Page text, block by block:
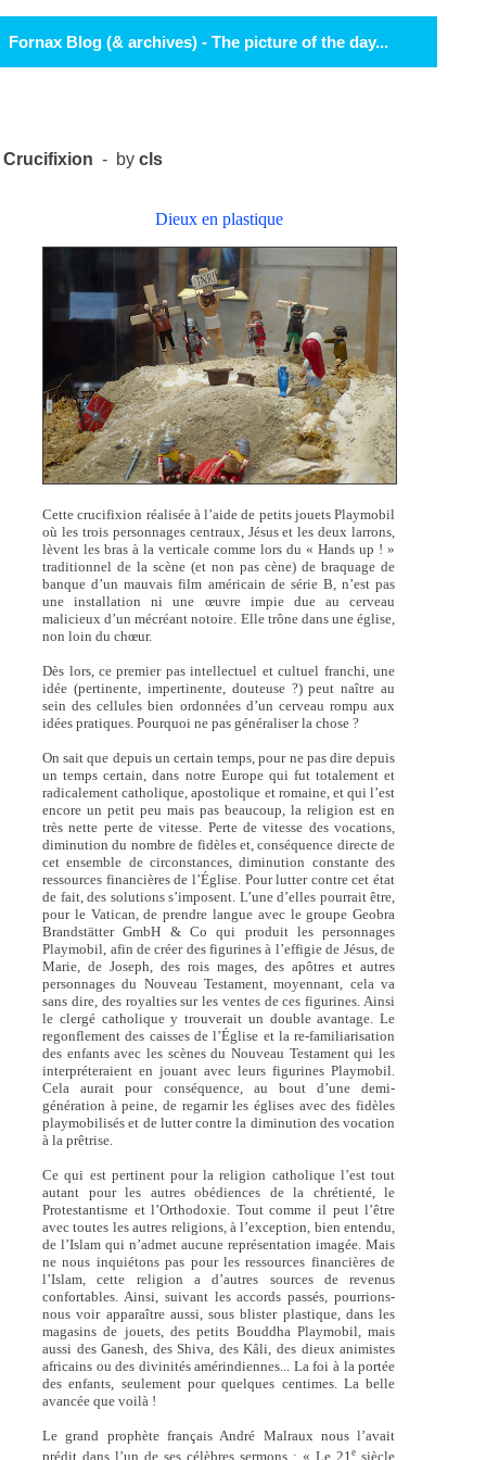
Fornax Blog (& archives) - The picture of the day...
Crucifixion - bycls
Dieux en plastique
Cette crucifixion réalisée à l’aide de petits jouets Playmobil
où les trois personnages centraux, Jésus et les deux larrons,
lèvent les bras à la verticale comme lors du « Hands up ! »
traditionnel de la scène (et non pas cène) de braquage de
banque d’un mauvais film américain de série B, n’est pas
une installation ni une œuvre impie due au cerveau
malicieux d’un mécréant notoire. Elle trône dans une église,
non loin du chœur.
Dès lors, ce premier pas intellectuel et cultuel franchi, une
idée (pertinente, impertinente, douteuse ?) peut naître au
sein des cellules bien ordonnées d’un cerveau rompu aux
idées pratiques. Pourquoi ne pas généraliser la chose ?
On sait que depuis un certain temps, pour ne pas dire depuis
un temps certain, dans notre Europe qui fut totalement et
radicalement catholique, apostolique et romaine, et qui l’est
encore un petit peu mais pas beaucoup, la religion est en
très nette perte de vitesse. Perte de vitesse des vocations,
diminution du nombre de fidèles et, conséquence directe de
cet ensemble de circonstances, diminution constante des
ressources financières de l’Église. Pour lutter contre cet état
de fait, des solutions s’imposent. L’une d’elles pourrait être,
pour le Vatican, de prendre langue avec le groupe Geobra
Brandstätter GmbH & Co qui produit les personnages
Playmobil, afin de créer des figurines à l’effigie de Jésus, de
Marie, de Joseph, des rois mages, des apôtres et autres
personnages du Nouveau Testament, moyennant, cela va
sans dire, des royalties sur les ventes de ces figurines. Ainsi
le clergé catholique y trouverait un double avantage. Le
regonflement des caisses de l’Église et la re-familiarisation
des enfants avec les scènes du Nouveau Testament qui les
interpréteraient en jouant avec leurs figurines Playmobil.
Cela aurait pour conséquence, au bout d’une demi-
génération à peine, de regarnir les églises avec des fidèles
playmobilisés et de lutter contre la diminution des vocation
à la prêtrise.
Ce qui est pertinent pour la religion catholique l’est tout
autant pour les autres obédiences de la chrétienté, le
Protestantisme et l’Orthodoxie. Tout comme il peut l’être
avec toutes les autres religions, à l’exception, bien entendu,
de l’Islam qui n’admet aucune représentation imagée. Mais
ne nous inquiétons pas pour les ressources financières de
l’Islam, cette religion a d’autres sources de revenus
confortables. Ainsi, suivant les accords passés, pourrions-
nous voir apparaître aussi, sous blister plastique, dans les
magasins de jouets, des petits Bouddha Playmobil, mais
aussi des Ganesh, des Shiva, des Kâli, des dieux animistes
africains ou des divinités amérindiennes... La foi à la portée
des enfants, seulement pour quelques centimes. La belle
avancée que voilà !
Le grand prophète français André Malraux nous l’avait
prédit dans l’un de ses célèbres sermons : « Le 21e siècle